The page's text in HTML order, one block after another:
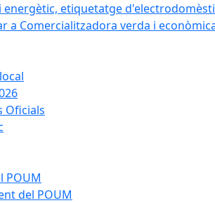
energètic, etiquetatge
a Comercialitzadora verda i
Oficials
POUM
del POUM